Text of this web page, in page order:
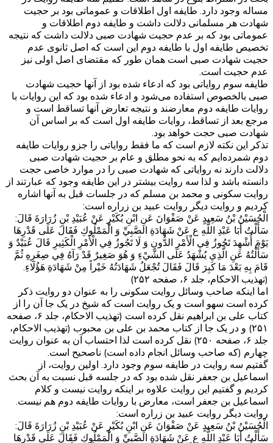
مساله وجود دارد. طایفه اول اطلاقات و عموماتی بود بر حجیت
شهادت هر مسلمانی دلالت داشت و طایفه دوم اطلاقات و
عموماتی بود که بر عدم حجیت شهادت صبی دلالت داشت که نتیجه
تخصیص طایفه اول با طایفه دوم این است که اصل ثانوی عدم
حجیت شهادت صبی است همان طور که مقتضای اصل اولی نیز
عدم حجیت است.
طایفه سوم روایاتی بود که ادعاء شده بود از آنها حجیت شهادت
صبی بالخصوص استفاده می‌شود و ادعاء شده بود که این روایات با
روایات طایفه دوم معارضند و نتیجه تعارض آنها تساقط است و
مرجع بعد از تساقط، روایات طایفه اول است که بر اساس آن
شهادت صبی حجت خواهد بود.
تذکر این نکته لازم است که ما فقط روایاتی را جزو روایات طایفه
دوم شمرده‌ایم که به نحو مطلق و عام بر حجیت شهادت صبی
دلالت دارند نه روایاتی که شهادت صبی را در موارد خاصی حجت
دانسته باشد و لذا سه روایت بیشتر در این طایفه وجود که عبارتند از
روایت سکونی و محمد بن مسلم که در جلسات قبل به آنها اشاره
کردیم و روایت دیگر روایت عبید بن زراره است:
الْحُسَيْنُ بْنُ سَعِيدٍ عَنْ صَفْوَانَ عَنِ ابْنِ بُكَيْرٍ عَنْ عُبَيْدِ بْنِ زُرَارَةَ قَالَ:
سَأَلْتُ أَبَا عَبْدِ اللَّهِ ع عَنْ شَهَادَةِ الصَّبِيِّ وَ الْمَمْلُوكِ فَقَالَ عَلَى قَدْرِهَا
يَوْمَ أُشْهِدَ تَجُوزُ فِي الْأَمْرِ الدُّونِ وَ لَا تَجُوزُ فِي الْأَمْرِ الْكَثِيرِ قَالَ عُبَيْدٌ وَ
سَأَلْتُهُ عَنِ الَّذِي يُشْهَدُ عَلَى الشَّيْ‌ءِ وَ هُوَ صَغِيرٌ قَدْ رَآهُ فِي صِغَرِهِ ثُمَّ
قَامَ بِهِ بَعْدَ مَا كَبِرَ قَالَ فَقَالَ تُجْعَلُ شَهَادَتُهُ خَيْراً مِنْ شَهَادَةِ هَؤُلَاءِ.
(تهذیب الاحکام، جلد ۶، صفحه ۲۵۲)
اما اینکه صاحب وسائل روایت سکونی را به عنوان دو روایت ذکر
کرده است سهو است و یک روایت است که شیخ در یک جا آن را از
کتاب علی بن ابراهیم نقل کرده است (تهذیب الاحکام، جلد ۶، صفحه
۲۵۱) و در یک جا از کتاب محمد بن علی بن محبوب (تهذیب الاحکام،
جلد ۶، صفحه ۲۵۰) نقل کرده است لذا احتساب آن به عنوان روایت
چهارم (که صاحب وسائل انجام داده است) ناصحیح است.
گفتیم سه روایت در طایفه سوم وجود دارد. اولین روایت، از
اسماعیل بن جعفر نقل شده بود که در جلسه قبل نسبت به آن بحث
کردیم و گفتیم این روایت علاوه بر اینکه روایت نیست و کلام
اسماعیل بن جعفر است، معارض با روایات طایفه دوم هم نیست.
روایت دیگر روایت عبید بن زراره است:
الْحُسَيْنُ بْنُ سَعِيدٍ عَنْ صَفْوَانَ عَنِ ابْنِ بُكَيْرٍ عَنْ عُبَيْدِ بْنِ زُرَارَةَ قَالَ:
سَأَلْتُ أَبَا عَبْدِ اللَّهِ ع عَنْ شَهَادَةِ الصَّبِيِّ وَ الْمَمْلُوكِ فَقَالَ عَلَى قَدْرِهَا